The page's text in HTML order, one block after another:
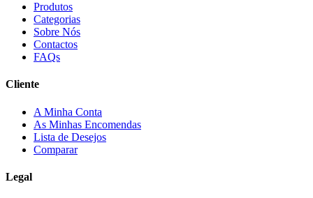
Produtos
Categorias
Sobre Nós
Contactos
FAQs
Cliente
A Minha Conta
As Minhas Encomendas
Lista de Desejos
Comparar
Legal